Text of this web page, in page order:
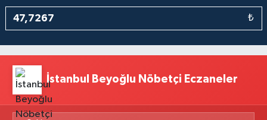
₺
İstanbul Beyoğlu Nöbetçi Eczaneler